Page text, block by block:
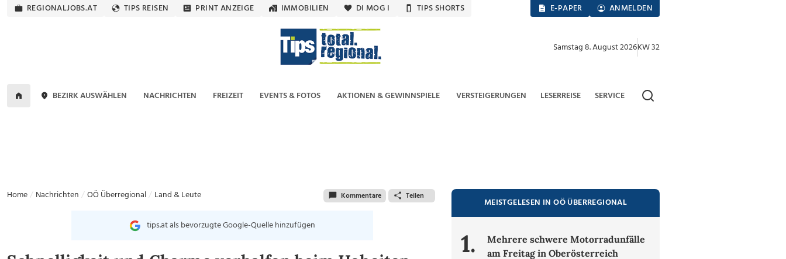
REGIONALJOBS.AT TIPS REISEN PRINT ANZEIGE IMMOBILIEN DI MOG I TIPS SHORTS E-PAPER ANMELDEN
Samstag 8. August 2026KW 32
BEZIRK AUSWÄHLEN NACHRICHTEN FREIZEIT EVENTS & FOTOS AKTIONEN & GEWINNSPIELE VERSTEIGERUNGEN LESERREISE SERVICE
Home Nachrichten OÖ Überregional Land & Leute Kommentare Teilen
tips.at als bevorzugte Google-Quelle hinzufügen
MEISTGELESEN IN OÖ ÜBERREGIONAL
1.
Mehrere schwere Motorradunfälle
am Freitag in Oberösterreich